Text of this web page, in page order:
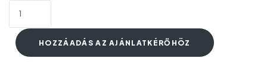
HOZZÁADÁS AZ AJÁNLATKÉRŐHÖZ